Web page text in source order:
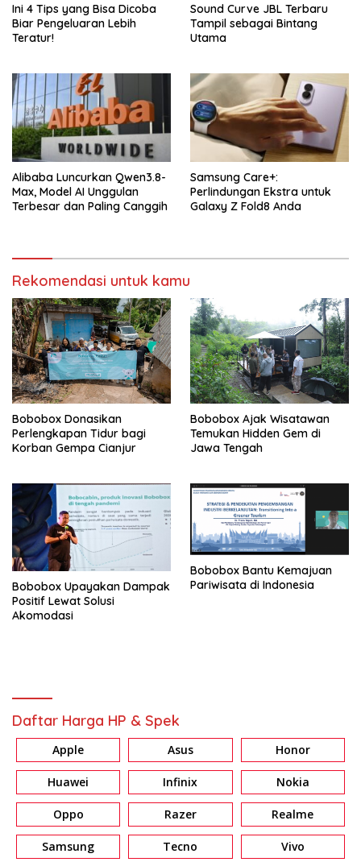
Ini 4 Tips yang Bisa Dicoba
Biar Pengeluaran Lebih
Teratur!
Sound Curve JBL Terbaru
Tampil sebagai Bintang
Utama
Alibaba Luncurkan Qwen3.8-
Max, Model AI Unggulan
Terbesar dan Paling Canggih
Samsung Care+:
Perlindungan Ekstra untuk
Galaxy Z Fold8 Anda
Rekomendasi untuk kamu
Bobobox Donasikan
Perlengkapan Tidur bagi
Korban Gempa Cianjur
Bobobox Ajak Wisatawan
Temukan Hidden Gem di
Jawa Tengah
Bobobox Upayakan Dampak
Positif Lewat Solusi
Akomodasi
Bobobox Bantu Kemajuan
Pariwisata di Indonesia
Daftar Harga HP & Spek
Apple Asus Honor
Huawei Infinix Nokia
Oppo Razer Realme
Samsung Tecno Vivo